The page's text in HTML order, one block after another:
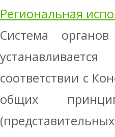
Региональная
Система
соответствии с
общих